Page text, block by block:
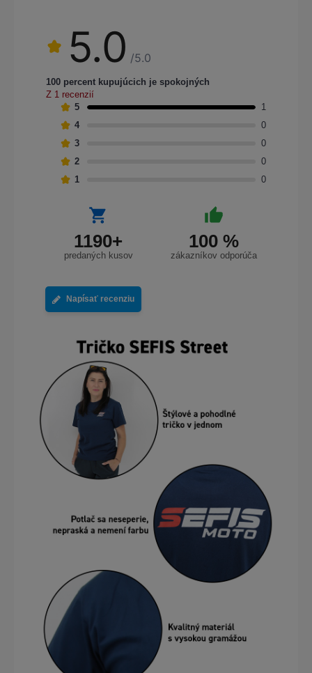
5.0 /5.0
100 percent kupujúcich je spokojných
Z 1 recenzií
5
1
4
0
3
0
2
0
1
0
1190+
predaných kusov
100 %
zákazníkov odporúča
Napísať recenziu